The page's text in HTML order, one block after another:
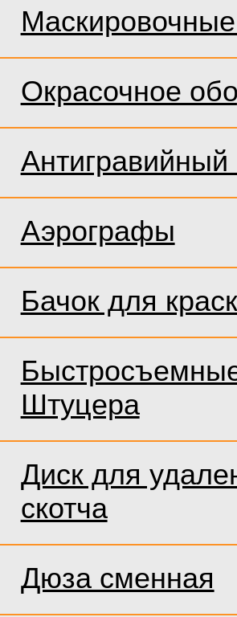
Окрасочное
Антигравийный
Аэрографы
Бачок для
Штуцера
Диск для
скотча
Дюза сменная